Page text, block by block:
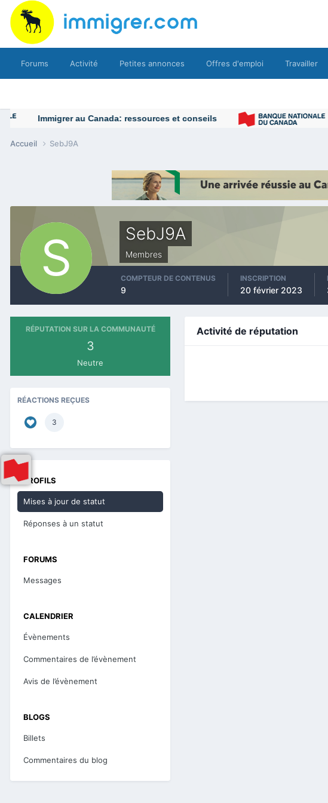
Forums Activité Petites annonces Offres d'emploi Travailler
Immigrer au Canada: ressources et conseils
Accueil SebJ9A
SebJ9A
Membres
COMPTEUR DE CONTENUS
9
INSCRIPTION
20 février 2023
RÉPUTATION SUR LA COMMUNAUTÉ
3
Neutre
RÉACTIONS REÇUES
3
PROFILS
Mises à jour de statut
Réponses à un statut
FORUMS
Messages
CALENDRIER
Évènements
Commentaires de l’évènement
Avis de l’évènement
BLOGS
Billets
Commentaires du blog
Activité de réputation